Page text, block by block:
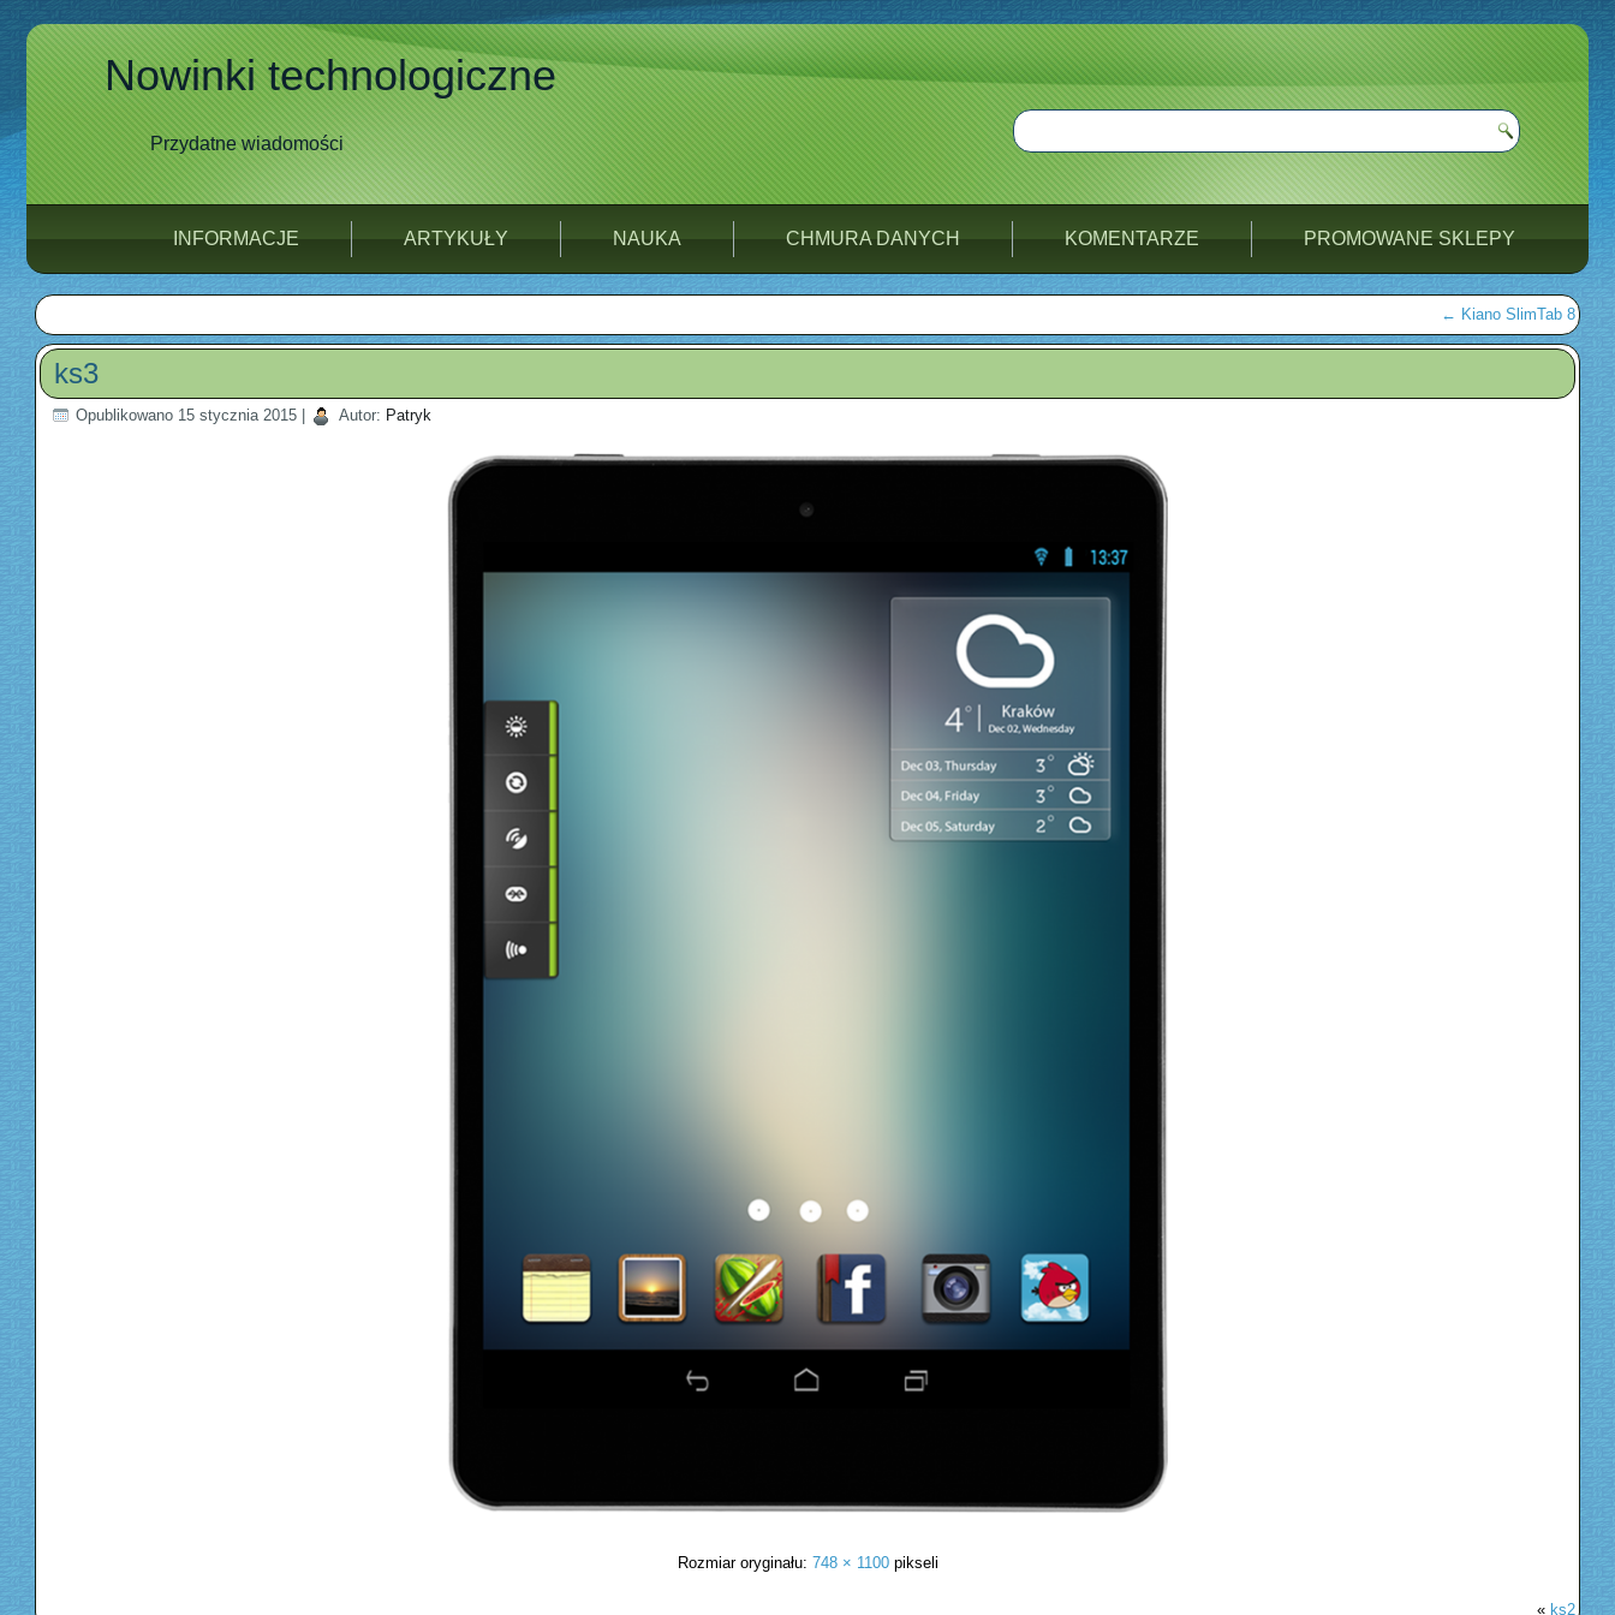
Nowinki technologiczne
Przydatne wiadomości
INFORMACJE ARTYKUŁY NAUKA CHMURA DANYCH KOMENTARZE PROMOWANE SKLEPY
← Kiano SlimTab 8
ks3
Opublikowano 15 stycznia 2015 Autor: Patryk
Rozmiar oryginału: 748 × 1100pikseli
« ks2